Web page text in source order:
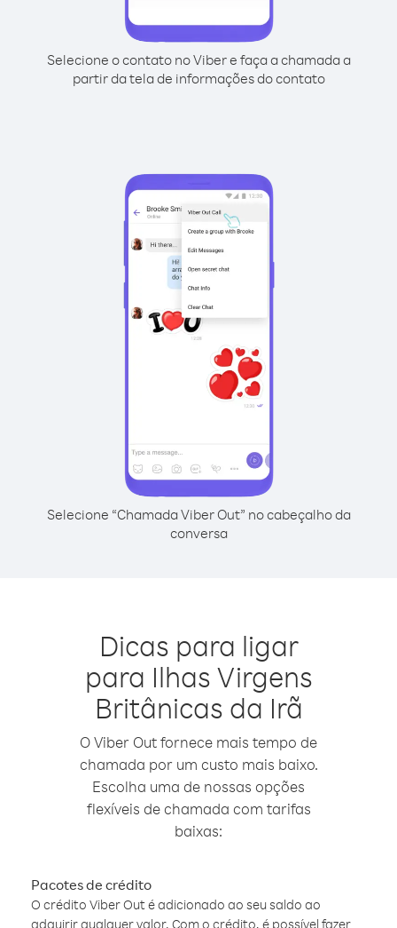
Selecione o contato no Viber e faça a chamada a
partir da tela de informações do contato
Selecione “Chamada Viber Out” no cabeçalho da
conversa
Dicas para ligar
para Ilhas Virgens
Britânicas da Irã
O Viber Out fornece mais tempo de
chamada por um custo mais baixo.
Escolha uma de nossas opções
flexíveis de chamada com tarifas
baixas:
Pacotes de crédito
O crédito Viber Out é adicionado ao seu saldo ao
adquirir qualquer valor. Com o crédito, é possível fazer